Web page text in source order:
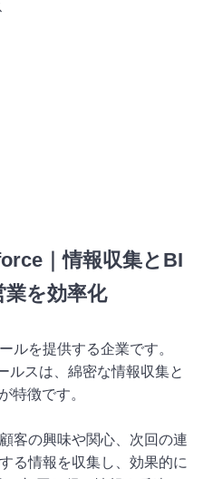
｜情報収集とBI
を効率化
ルを提供する企業です。
ルスは、綿密な情報収集と
特徴です。
客の興味や関心、次回の連
る情報を収集し、効果的に